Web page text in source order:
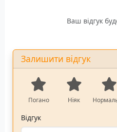
Ваш відгук
Залишити відгук
Ніяк
Погано
Відгук